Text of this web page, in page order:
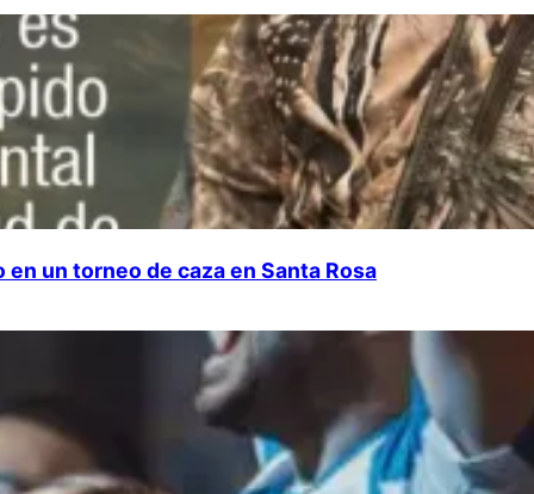
un torneo de caza en Santa Rosa